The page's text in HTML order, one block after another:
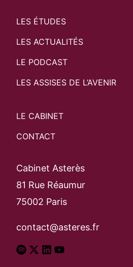
LES ÉTUDES
LES ACTUALITÉS
LE PODCAST
LES ASSISES DE L’AVENIR
LE CABINET
CONTACT
Cabinet Asterès
81 Rue Réaumur
75002 Paris
contact@asteres.fr